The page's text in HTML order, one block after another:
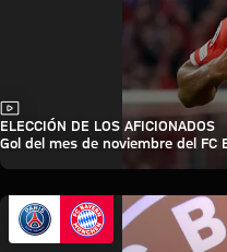
Vídeo
ELECCIÓN DE LOS AFICIONADOS
Gol del mes de noviembre del FC